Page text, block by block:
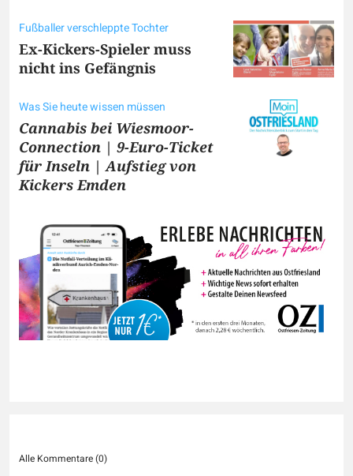
Fußballer verschleppte Tochter
Ex-Kickers-Spieler muss
nicht ins Gefängnis
Was Sie heute wissen müssen
Cannabis bei Wiesmoor-
Connection | 9-Euro-Ticket
für Inseln | Aufstieg von
Kickers Emden
Alle Kommentare (0)